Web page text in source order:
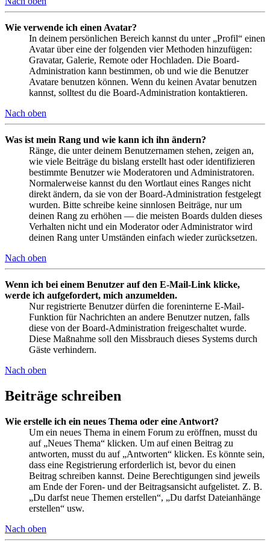
Wie verwende ich einen Avatar?
In deinem persönlichen Bereich kannst du unter „Profil“ einen
Avatar über eine der folgenden vier Methoden hinzufügen:
Gravatar, Galerie, Remote oder Hochladen. Die Board-
Administration kann bestimmen, ob und wie die Benutzer
Avatare benutzen können. Wenn du keinen Avatar benutzen
kannst, solltest du die Board-Administration kontaktieren.
Nach oben
Was ist mein Rang und wie kann ich ihn ändern?
Ränge, die unter deinem Benutzernamen stehen, zeigen an,
wie viele Beiträge du bislang erstellt hast oder identifizieren
bestimmte Benutzer wie Moderatoren und Administratoren.
Normalerweise kannst du den Wortlaut eines Ranges nicht
direkt ändern, da sie von der Board-Administration festgelegt
wurden. Bitte schreibe keine sinnlosen Beiträge, nur um
deinen Rang zu erhöhen — die meisten Boards dulden dieses
Verhalten nicht und ein Moderator oder Administrator wird
deinen Rang unter Umständen einfach wieder zurücksetzen.
Nach oben
Wenn ich bei einem Benutzer auf den E-Mail-Link klicke,
werde ich aufgefordert, mich anzumelden.
Nur registrierte Benutzer dürfen die foreninterne E-Mail-
Funktion für Nachrichten an andere Benutzer nutzen, falls
diese von der Board-Administration freigeschaltet wurde.
Diese Maßnahme soll den Missbrauch dieses Systems durch
Gäste verhindern.
Nach oben
Beiträge schreiben
Wie erstelle ich ein neues Thema oder eine Antwort?
Um ein neues Thema in einem Forum zu eröffnen, musst du
auf „Neues Thema“ klicken. Um auf einen Beitrag zu
antworten, musst du auf „Antworten“ klicken. Es könnte sein,
dass eine Registrierung erforderlich ist, bevor du einen
Beitrag schreiben kannst. Deine Berechtigungen sind jeweils
am Ende der Foren- und der Beitragsansicht aufgelistet. Z. B.
„Du darfst neue Themen erstellen“, „Du darfst Dateianhänge
erstellen“ usw.
Nach oben